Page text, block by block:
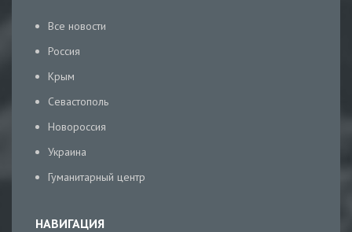
Все новости
Россия
Крым
Севастополь
Новороссия
Украина
Гуманитарный центр
НАВИГАЦИЯ